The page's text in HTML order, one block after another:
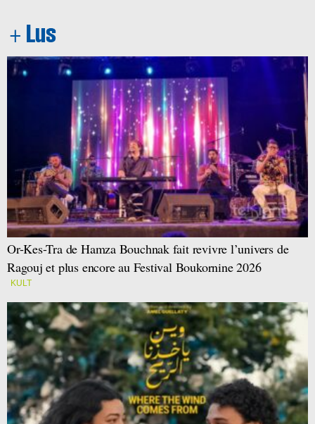
Or-Kes-Tra de Hamza Bouchnak fait revivre l’univers de
Ragouj et plus encore au Festival Boukornine 2026
KULT